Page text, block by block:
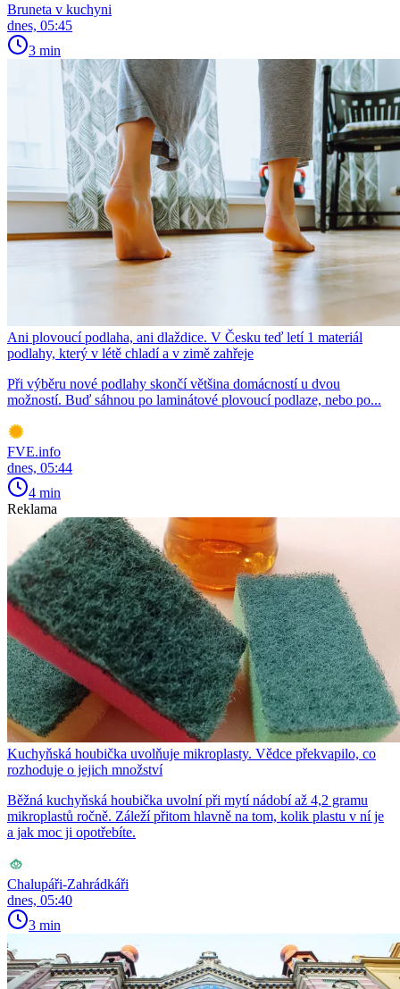
Bruneta v kuchyni
dnes, 05:45
3 min
Ani plovoucí podlaha, ani dlaždice. V Česku teď letí 1 materiál
podlahy, který v létě chladí a v zimě zahřeje
Při výběru nové podlahy skončí většina domácností u dvou
možností. Buď sáhnou po laminátové plovoucí podlaze, nebo po...
FVE.info
dnes, 05:44
4 min
Reklama
Kuchyňská houbička uvolňuje mikroplasty. Vědce překvapilo, co
rozhoduje o jejich množství
Běžná kuchyňská houbička uvolní při mytí nádobí až 4,2 gramu
mikroplastů ročně. Záleží přitom hlavně na tom, kolik plastu v ní je
a jak moc ji opotřebíte.
Chalupáři-Zahrádkáři
dnes, 05:40
3 min